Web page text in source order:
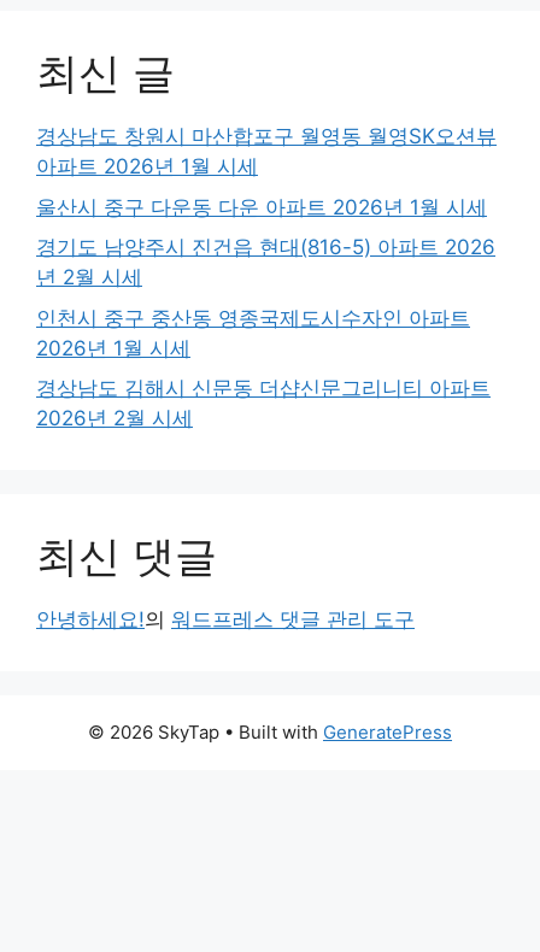
최신 글
경상남도 창원시 마산합포구 월영동 월영SK오션뷰
아파트 2026년 1월 시세
울산시 중구 다운동 다운 아파트 2026년 1월 시세
경기도 남양주시 진건읍 현대(816-5) 아파트 2026
년 2월 시세
인천시 중구 중산동 영종국제도시수자인 아파트
2026년 1월 시세
경상남도 김해시 신문동 더샵신문그리니티 아파트
2026년 2월 시세
최신 댓글
안녕하세요!의 워드프레스 댓글 관리 도구
© 2026 SkyTap • Built with GeneratePress